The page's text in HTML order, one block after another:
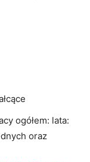
ogółem: lata:
oraz